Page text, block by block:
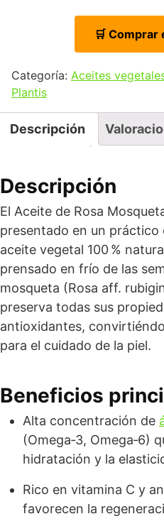
🛒 Comprar
Categoría: Aceites
Plantis
Descripción
Descripción
El Aceite de Rosa
presentado en un práctico
aceite vegetal 100 %
prensado en frío de las
mosqueta (Rosa aff.
preserva todas sus
antioxidantes,
para el cuidado de la piel.
Beneficios
Alta concentración de
(Omega‑3, Omega‑6)
hidratación y la
Rico en vitamina C y
favorecen la